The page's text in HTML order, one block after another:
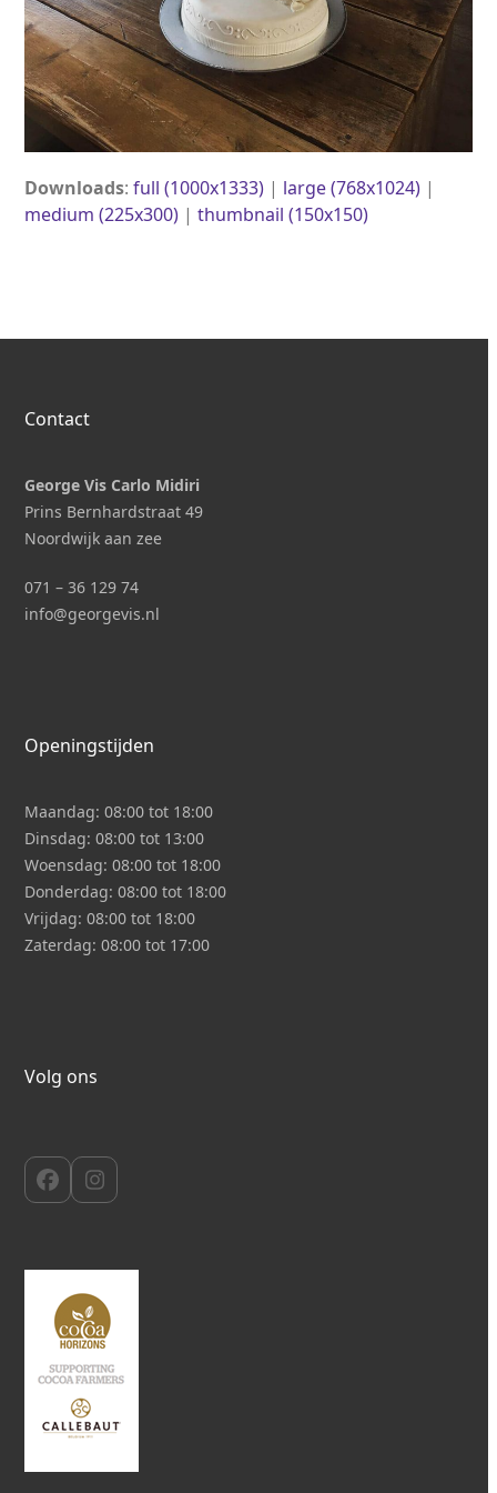
Downloads:full (1000x1333) | large (768x1024) |
medium (225x300) |thumbnail (150x150)
Contact
George Vis Carlo Midiri
Prins Bernhardstraat 49
Noordwijk aan zee
071 – 36 129 74
info@georgevis.nl
Openingstijden
Maandag:08:00 tot 18:00
Dinsdag:08:00 tot 13:00
Woensdag:08:00 tot 18:00
Donderdag:08:00 tot 18:00
Vrijdag:08:00 tot 18:00
Zaterdag:08:00 tot 17:00
Volg ons
FacebookInstagram